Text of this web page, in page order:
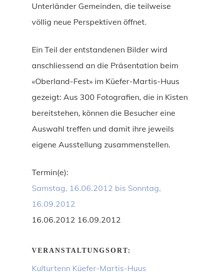
Unterländer Gemeinden, die teilweise
völlig neue Perspektiven öffnet.
Ein Teil der entstandenen Bilder wird
anschliessend an die Präsentation beim
«Oberland-Fest» im Küefer-Martis-Huus
gezeigt: Aus 300 Fotografien, die in Kisten
bereitstehen, können die Besucher eine
Auswahl treffen und damit ihre jeweils
eigene Ausstellung zusammenstellen.
Termin(e):
Samstag, 16.06.2012 bis Sonntag,
16.09.2012
16.06.2012 16.09.2012
VERANSTALTUNGSORT:
Kulturtenn Küefer-Martis-Huus